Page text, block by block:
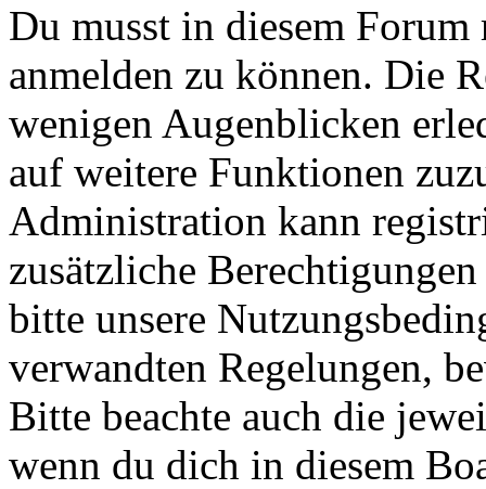
Du musst in diesem
anmelden zu können. Die
wenigen Augenblicken
auf weitere Funktionen
Administration kann
zusätzliche
bitte unsere
verwandten Regelungen,
Bitte beachte auch die
wenn du dich in diesem